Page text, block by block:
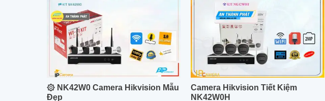
۞ NK42W0 Camera Hikvision Mẫu
Đẹp
Camera Hikvision Tiết Kiệm
NK42W0H